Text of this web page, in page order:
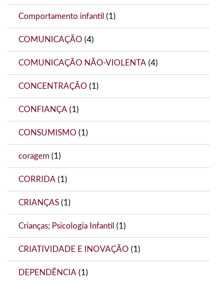
Comportamento infantil (1)
COMUNICAÇÃO (4)
COMUNICAÇÃO NÃO-VIOLENTA (4)
CONCENTRAÇÃO (1)
CONFIANÇA (1)
CONSUMISMO (1)
coragem (1)
CORRIDA (1)
CRIANÇAS (1)
Crianças; Psicologia Infantil (1)
CRIATIVIDADE E INOVAÇÃO (1)
DEPENDÊNCIA (1)